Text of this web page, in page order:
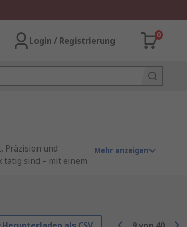
Login / Registrierung
0
Präzision und
tätig sind – mit einem
leicht
Mehr anzeigen